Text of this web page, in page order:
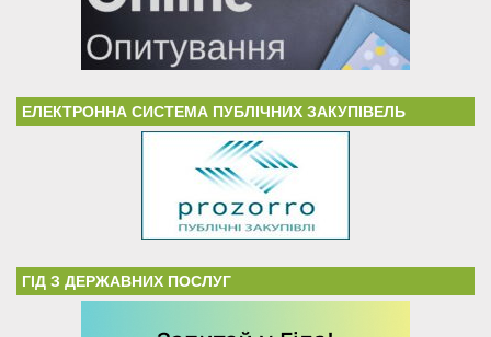
ЕЛЕКТРОННА СИСТЕМА ПУБЛІЧНИХ ЗАКУПІВЕЛЬ
ГІД З ДЕРЖАВНИХ ПОСЛУГ